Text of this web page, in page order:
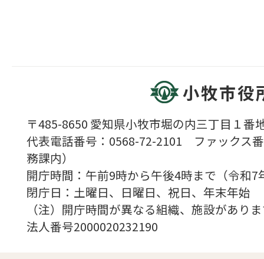
小牧市役
〒485-8650 愛知県小牧市堀の内三丁目１番
代表電話番号：0568-72-2101 ファックス
務課内）
開庁時間：午前9時から午後4時まで（令
閉庁日：土曜日、日曜日、祝日、年末年始
（注）開庁時間が異なる組織、施設があり
法人番号2000020232190